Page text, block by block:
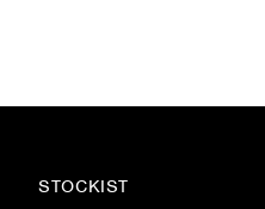
STOCKIST